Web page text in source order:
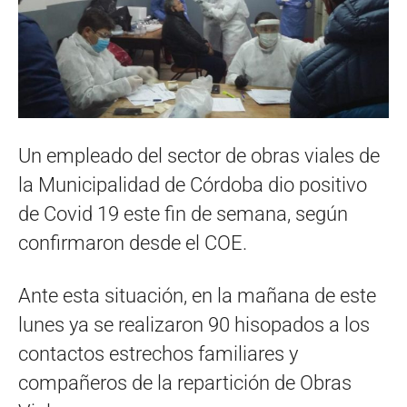
Un empleado del sector de obras viales de
la Municipalidad de Córdoba dio positivo
de Covid 19 este fin de semana, según
confirmaron desde el COE.
Ante esta situación, en la mañana de este
lunes ya se realizaron 90 hisopados a los
contactos estrechos familiares y
compañeros de la repartición de Obras